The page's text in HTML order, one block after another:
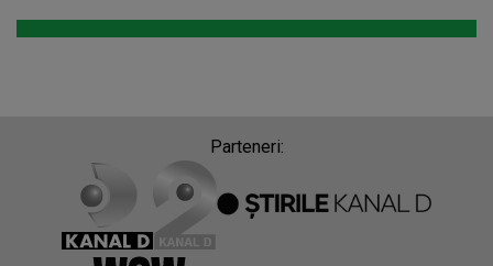
Parteneri: